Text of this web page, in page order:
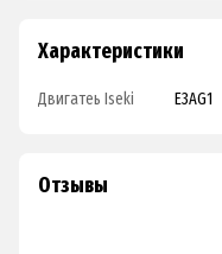
Характеристики
Двигатеь Iseki E3AG1
Отзывы